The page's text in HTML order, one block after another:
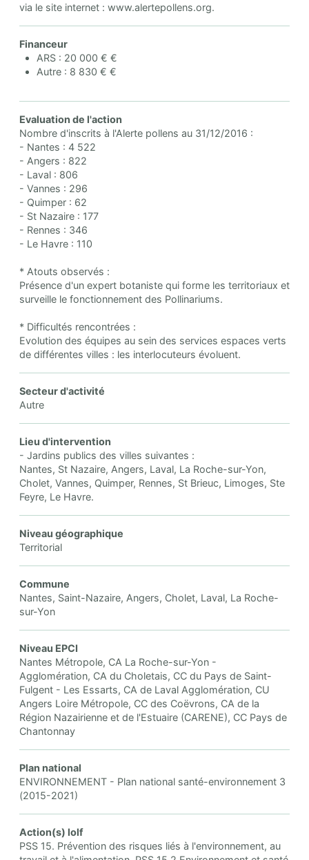
via le site internet : www.alertepollens.org.
Financeur
ARS : 20 000 € €
Autre : 8 830 € €
Evaluation de l'action
Nombre d'inscrits à l'Alerte pollens au 31/12/2016 :
- Nantes : 4 522
- Angers : 822
- Laval : 806
- Vannes : 296
- Quimper : 62
- St Nazaire : 177
- Rennes : 346
- Le Havre : 110
* Atouts observés :
Présence d'un expert botaniste qui forme les territoriaux et
surveille le fonctionnement des Pollinariums.
* Difficultés rencontrées :
Evolution des équipes au sein des services espaces verts
de différentes villes : les interlocuteurs évoluent.
Secteur d'activité
Autre
Lieu d'intervention
- Jardins publics des villes suivantes :
Nantes, St Nazaire, Angers, Laval, La Roche-sur-Yon,
Cholet, Vannes, Quimper, Rennes, St Brieuc, Limoges, Ste
Feyre, Le Havre.
Niveau géographique
Territorial
Commune
Nantes, Saint-Nazaire, Angers, Cholet, Laval, La Roche-
sur-Yon
Niveau EPCI
Nantes Métropole, CA La Roche-sur-Yon -
Agglomération, CA du Choletais, CC du Pays de Saint-
Fulgent - Les Essarts, CA de Laval Agglomération, CU
Angers Loire Métropole, CC des Coëvrons, CA de la
Région Nazairienne et de l'Estuaire (CARENE), CC Pays de
Chantonnay
Plan national
ENVIRONNEMENT - Plan national santé-environnement 3
(2015-2021)
Action(s) lolf
PSS 15. Prévention des risques liés à l'environnement, au